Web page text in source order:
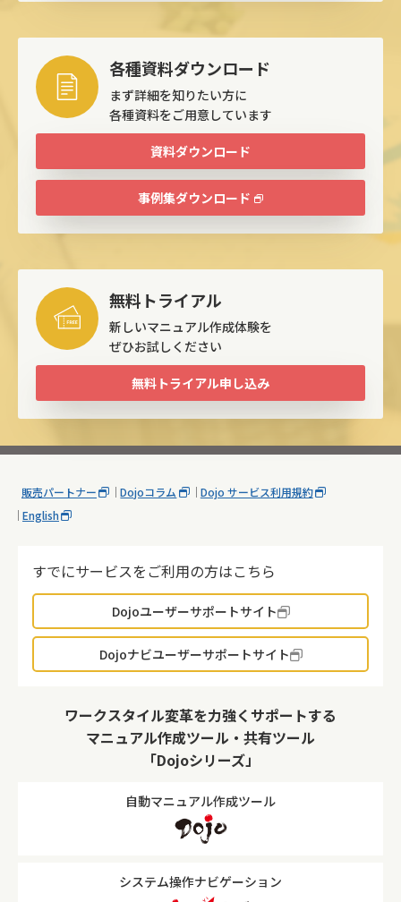
各種資料ダウンロード
まず詳細を知りたい方に
各種資料をご用意しています
資料ダウンロード
事例集ダウンロード
無料トライアル
新しいマニュアル作成体験を
ぜひお試しください
無料トライアル申し込み
販売パートナー Dojoコラム
Dojo サービス利用規約
English
すでにサービスをご利用の方はこちら
Dojoユーザーサポートサイト
Dojoナビユーザーサポートサイト
ワークスタイル変革を力強くサポートする
マニュアル作成ツール・共有ツール
「Dojoシリーズ」
自動マニュアル作成ツール
システム操作ナビゲーション